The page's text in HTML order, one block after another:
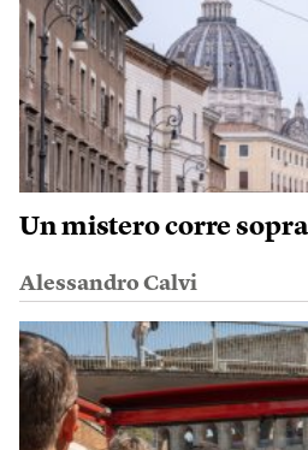
Un mistero corre
Alessandro Calvi